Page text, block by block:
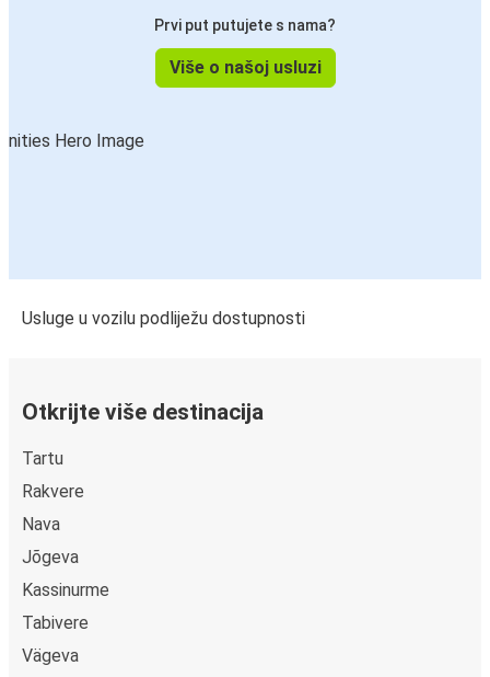
Prvi put putujete s nama?
Više o našoj usluzi
Usluge u vozilu podliježu dostupnosti
Otkrijte više destinacija
Tartu
Rakvere
Nava
Jõgeva
Kassinurme
Tabivere
Vägeva